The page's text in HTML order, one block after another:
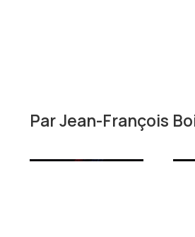
ParJean-François